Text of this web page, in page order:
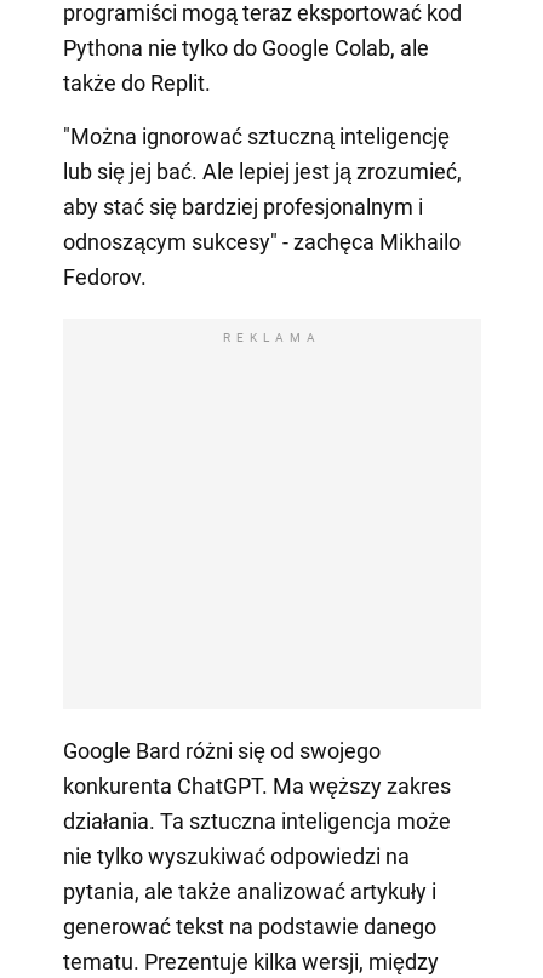
programiści mogą teraz eksportować kod
Pythona nie tylko do Google Colab, ale
także do Replit.
"Można ignorować sztuczną inteligencję
lub się jej bać. Ale lepiej jest ją zrozumieć,
aby stać się bardziej profesjonalnym i
odnoszącym sukcesy" - zachęca Mikhailo
Fedorov.
REKLAMA
Google Bard różni się od swojego
konkurenta ChatGPT. Ma węższy zakres
działania. Ta sztuczna inteligencja może
nie tylko wyszukiwać odpowiedzi na
pytania, ale także analizować artykuły i
generować tekst na podstawie danego
tematu. Prezentuje kilka wersji, między